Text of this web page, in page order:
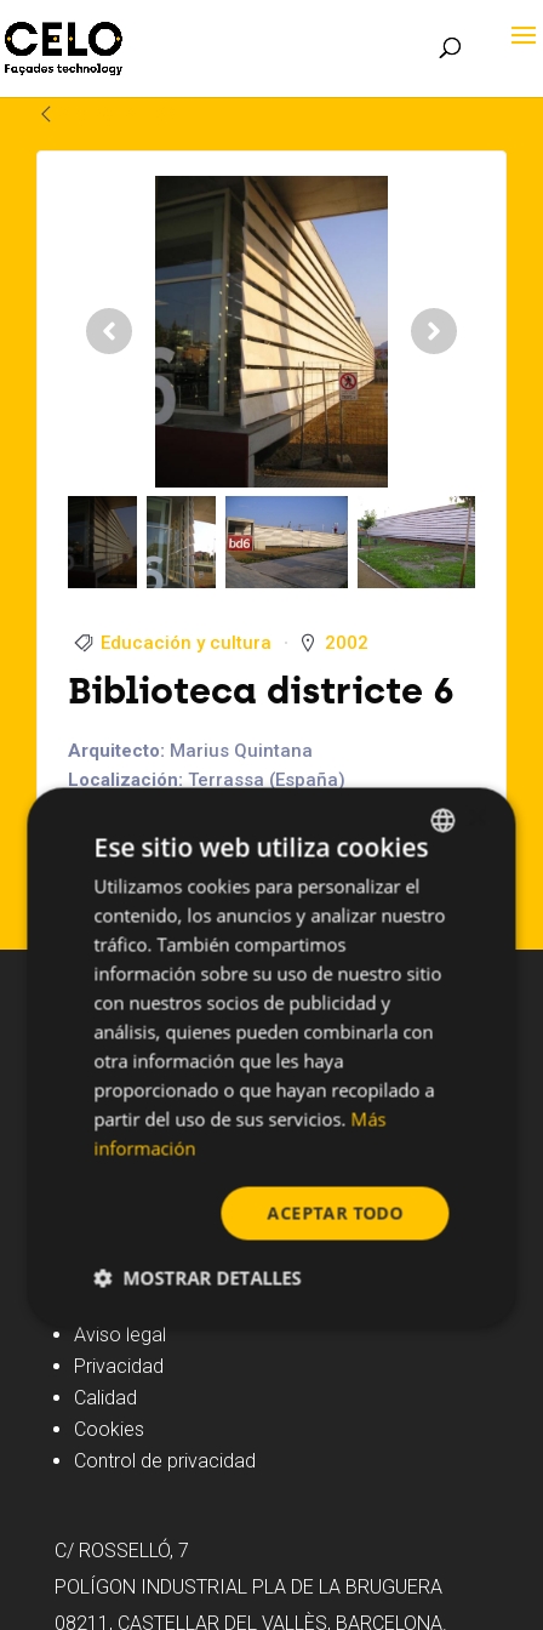
Educación y cultura 2002
Biblioteca districte 6
Arquitecto: Marius Quintana
Localización: Terrassa (España)
Superficie aproximada: 790 ml
Aviso legal
Privacidad
Calidad
Cookies
Control de privacidad
C/ ROSSELLÓ, 7
POLÍGON INDUSTRIAL PLA DE LA BRUGUERA
08211, CASTELLAR DEL VALLÈS, BARCELONA.
SPANISH
ENGLISH
Ese sitio web utiliza cookies
Utilizamos cookies para personalizar el
contenido, los anuncios y analizar nuestro
tráfico. También compartimos
información sobre su uso de nuestro sitio
con nuestros socios de publicidad y
análisis, quienes pueden combinarla con
otra información que les haya
proporcionado o que hayan recopilado a
partir del uso de sus servicios. Más
información
ACEPTAR TODO
MOSTRAR DETALLES